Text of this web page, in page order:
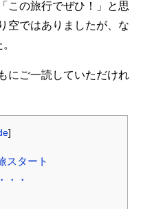
この旅行でぜひ！」と思
空ではありましたが、な
にご一読していただけれ
]
スタート
・・